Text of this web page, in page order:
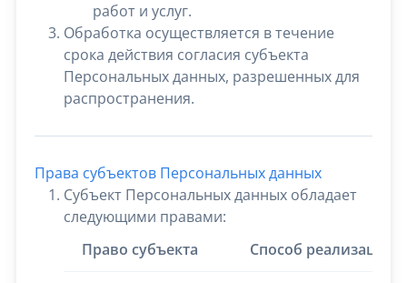
работ и услуг.
Обработка осуществляется в течение
срока действия согласия субъекта
Персональных данных, разрешенных для
распространения.
Права субъектов Персональных данных
Субъект Персональных данных обладает
следующими правами:
Право субъекта
Способ реализации